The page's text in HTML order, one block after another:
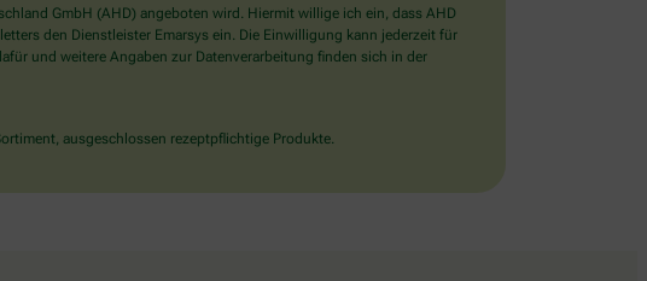
GmbH (AHD) angeboten wird. Hiermit willige ich ein, dass AHD
den Dienstleister Emarsys ein. Die Einwilligung kann jederzeit für
und weitere Angaben zur Datenverarbeitung finden sich in der
ausgeschlossen rezeptpflichtige Produkte.